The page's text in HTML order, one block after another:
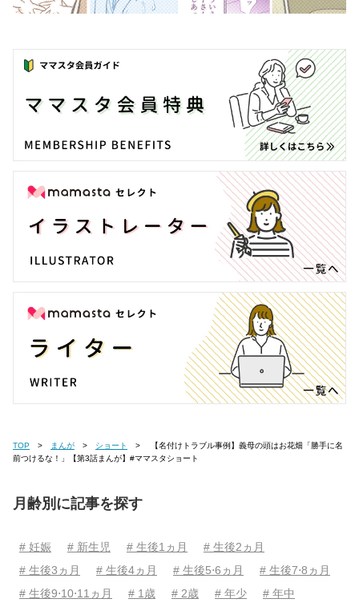
TOP まんが ショート
前つけるな！」【第3話まんが】#ママスタショート
月齢別に記事を探す
# 妊娠 # 新生児 # 生後1ヵ月
# 生後2ヵ月
# 生後3ヵ月
# 生後4ヵ月 # 生後5⋅6ヵ月
# 生後7⋅8ヵ月
# 生後9⋅10⋅11ヵ月
# 1歳 # 2歳 # 年少
# 年中